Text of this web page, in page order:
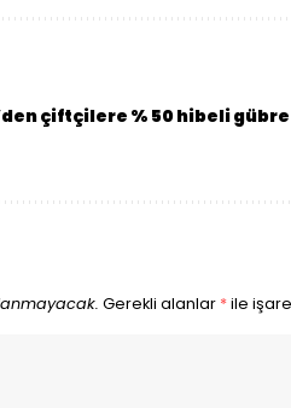
çiftçilere % 50 hibeli gübre
Gerekli alanlar *ile